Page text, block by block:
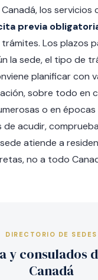
los servicios
previa
Los plazos
la sede, el tipo de
planificar con
sobre todo en
o en
de acudir,
atiende a
no a todo
DIRECTORIO DE SEDES
y consulados
Canadá